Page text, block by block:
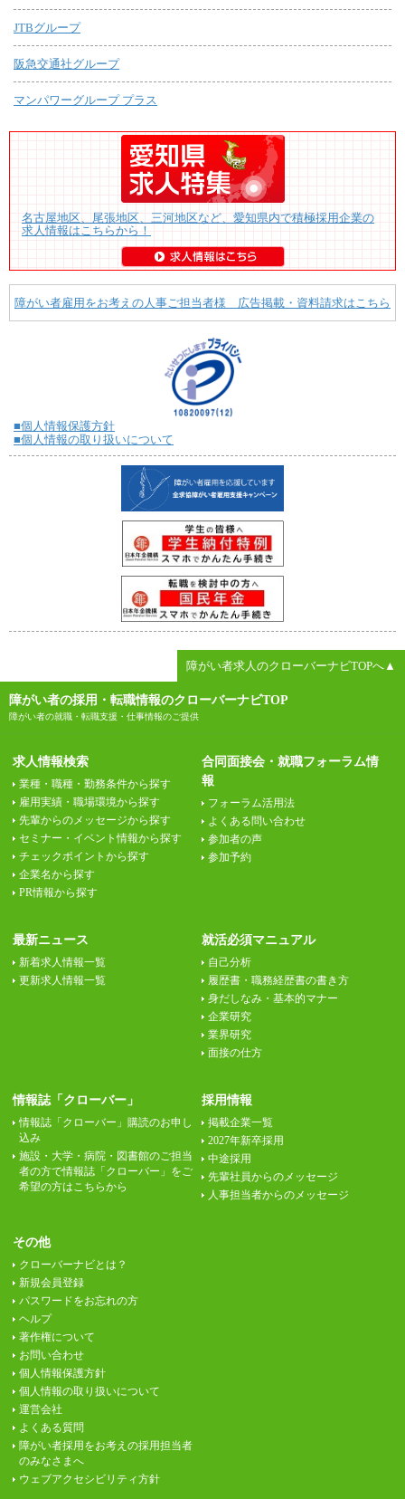
JTBグループ
阪急交通社グループ
マンパワーグループ プラス
名古屋地区、尾張地区、三河地区など、愛知県内で積極採用企業の
求人情報はこちらから！
障がい者雇用をお考えの人事ご担当者様 広告掲載・資料請求はこちら
■個人情報保護方針
■個人情報の取り扱いについて
障がい者求人のクローバーナビTOPへ▲
障がい者の採用・転職情報のクローバーナビTOP
障がい者の就職・転職支援・仕事情報のご提供
求人情報検索
業種・職種・勤務条件から探す
雇用実績・職場環境から探す
先輩からのメッセージから探す
セミナー・イベント情報から探す
チェックポイントから探す
企業名から探す
PR情報から探す
合同面接会・就職フォーラム情
報
フォーラム活用法
よくある問い合わせ
参加者の声
参加予約
最新ニュース
新着求人情報一覧
更新求人情報一覧
就活必須マニュアル
自己分析
履歴書・職務経歴書の書き方
身だしなみ・基本的マナー
企業研究
業界研究
面接の仕方
情報誌「クローバー」
情報誌「クローバー」購読のお申し
込み
施設・大学・病院・図書館のご担当
者の方で情報誌「クローバー」をご
希望の方はこちらから
採用情報
掲載企業一覧
2027年新卒採用
中途採用
先輩社員からのメッセージ
人事担当者からのメッセージ
その他
クローバーナビとは？
新規会員登録
パスワードをお忘れの方
ヘルプ
著作権について
お問い合わせ
個人情報保護方針
個人情報の取り扱いについて
運営会社
よくある質問
障がい者採用をお考えの採用担当者
のみなさまへ
ウェブアクセシビリティ方針